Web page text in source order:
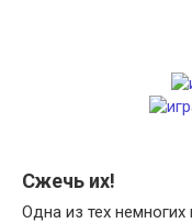
Сжечь их!
Одна из тех